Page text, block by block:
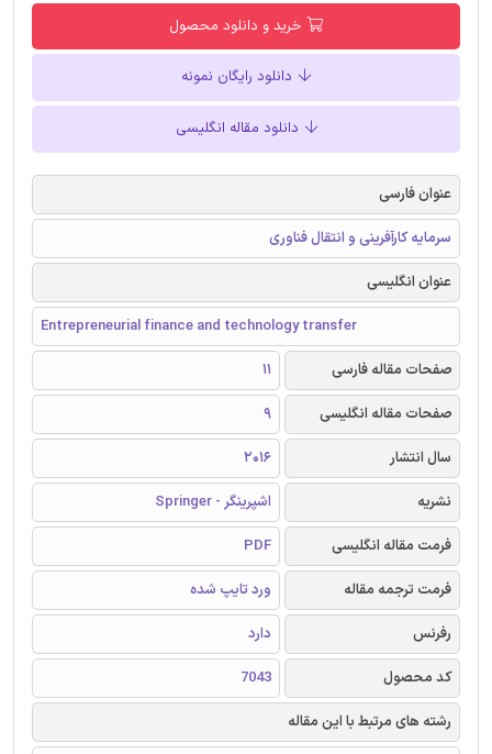
خرید و دانلود محصول
دانلود رایگان نمونه
دانلود مقاله انگلیسی
عنوان فارسی
سرمایه کارآفرینی و انتقال فناوری
عنوان انگلیسی
Entrepreneurial finance and technology transfer
صفحات مقاله فارسی
11
صفحات مقاله انگلیسی
9
سال انتشار
2016
نشریه
اشپرینگر - Springer
فرمت مقاله انگلیسی
PDF
فرمت ترجمه مقاله
ورد تایپ شده
رفرنس
دارد
کد محصول
7043
رشته های مرتبط با این مقاله